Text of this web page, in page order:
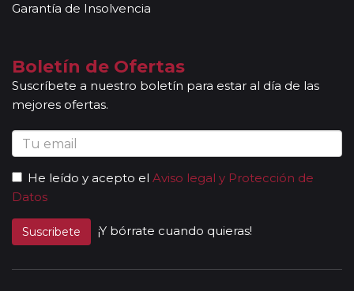
Garantía de Insolvencia
Boletín de Ofertas
Suscríbete a nuestro boletín para estar al día de las
mejores ofertas.
He leído y acepto el Aviso legal y Protección de
Datos
Suscribete ¡Y bórrate cuando quieras!